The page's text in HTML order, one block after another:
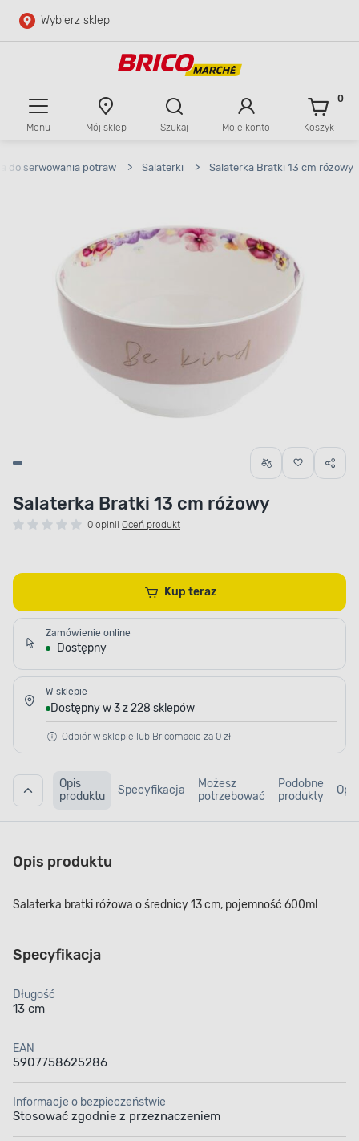
Przejdź do głównej zawartości
Wybierz sklep
Menu Mój sklep Szukaj Moje konto Koszyk
0
do serwowania potraw > Salaterki > Salaterka Bratki 13 cm różowy
Salaterka Bratki 13 cm różowy
0 opinii Oceń produkt
Kup teraz
Zamówienie online
Dostępny
W sklepie
Dostępny w 3 z 228 sklepów
Odbiór w sklepie lub Bricomacie za 0 zł
Opis
produktu
Specyfikacja
Możesz
potrzebować
Podobne
produkty
Opis produktu
Salaterka bratki różowa o średnicy 13 cm, pojemność 600ml
Specyfikacja
Długość
13 cm
EAN
5907758625286
Informacje o bezpieczeństwie
Stosować zgodnie z przeznaczeniem